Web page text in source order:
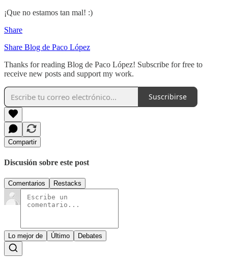
¡Que no estamos tan mal! :)
Share
Share Blog de Paco López
Thanks for reading Blog de Paco López! Subscribe for free to
receive new posts and support my work.
Suscribirse
Compartir
Discusión sobre este post
Comentarios Restacks
Lo mejor de Último Debates